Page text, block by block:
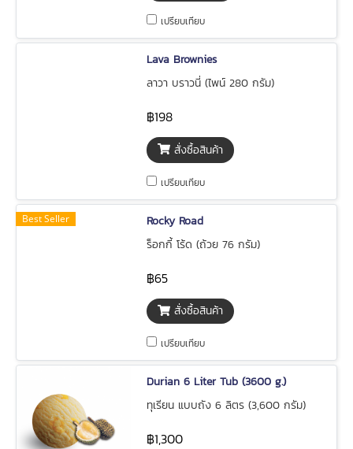
เปรียบเทียบ
Lava Brownies
ลาวา บราวนี่ (ไพน์ 280 กรัม)
฿198
สั่งซื้อสินค้า
เปรียบเทียบ
Best Seller
Rocky Road
ร็อกกี้ โร้ด (ถ้วย 76 กรัม)
฿65
สั่งซื้อสินค้า
เปรียบเทียบ
Durian 6 Liter Tub (3600 g.)
ทุเรียน แบบถัง 6 ลิตร (3,600 กรัม)
฿1,300